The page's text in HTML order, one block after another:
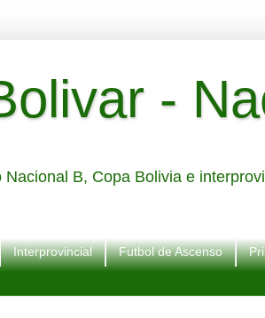
-
B, Copa Bolivia e
Interprovincial Futbol de Ascenso